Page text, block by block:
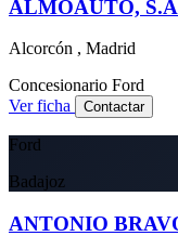
ALMOAUTO,
Alcorcón , Madrid
Concesionario Ford
Ver ficha
Contactar
Ford
Badajoz
ANTONIO